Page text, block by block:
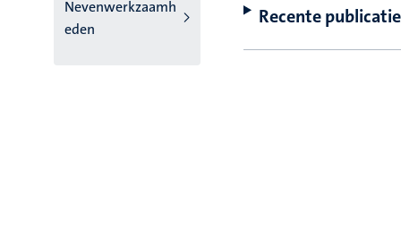
Nevenwerkzaamh
eden
Recente